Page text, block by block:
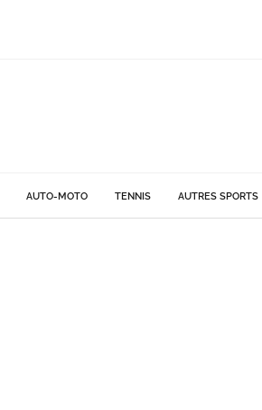
AUTO-MOTO TENNIS AUTRES SPORTS